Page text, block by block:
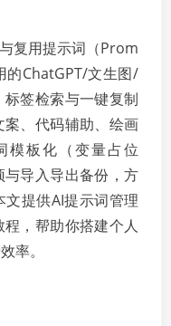
复用提示词（Prom
的ChatGPT/文生图/
签检索与一键复制
、代码辅助、绘画
模板化（变量占位
导入导出备份，方
提供AI提示词管理
，帮助你搭建个人
率。